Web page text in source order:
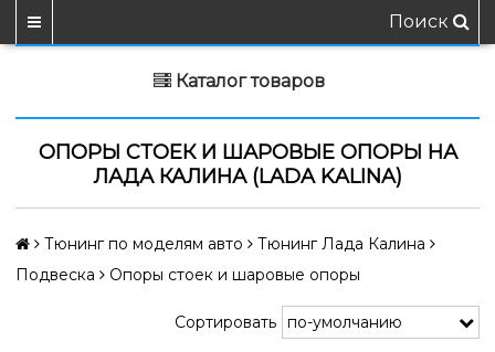
Поиск
Каталог товаров
ОПОРЫ СТОЕК И ШАРОВЫЕ ОПОРЫ НА
ЛАДА КАЛИНА (LADA KALINA)
Тюнинг по моделям авто
Тюнинг Лада Калина
Подвеска
Опоры стоек и шаровые опоры
Сортировать